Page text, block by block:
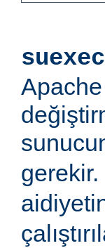
suexec
Apache